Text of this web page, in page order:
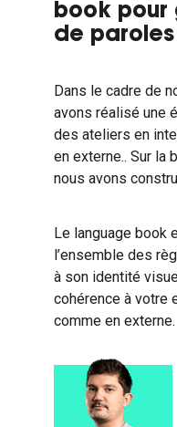
book pour
de paroles
Dans le cadre de
avons réalisé une
des ateliers en
en externe.. Sur la
nous avons
Le language book
l’ensemble des
à son identité
cohérence à votre
comme en externe.